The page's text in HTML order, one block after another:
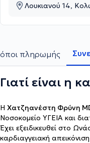
Λουκιανού 14,
πληρωμής
Γιατί είναι η
Η Χατζηανέστη Φρύνη
Νοσοκομείο ΥΓΕΙΑ και
Έχει εξειδικευθεί στο
καρδιαγγειακή